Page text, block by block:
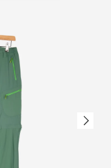
Nächste